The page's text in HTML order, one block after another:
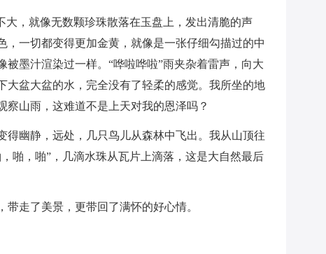
大，就像无数颗珍珠散落在玉盘上，发出清脆的声
一切都变得更加金黄，就像是一张仔细勾描过的中
墨汁渲染过一样。“哗啦哗啦”雨夹杂着雷声，向大
盆大盆的水，完全没有了轻柔的感觉。我所坐的地
山雨，这难道不是上天对我的恩泽吗？
得幽静，远处，几只鸟儿从森林中飞出。我从山顶往
啪，啪”，几滴水珠从瓦片上滴落，这是大自然最后
走了美景，更带回了满怀的好心情。